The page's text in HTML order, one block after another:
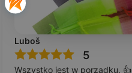
Luboš
5
Wszystko jest w porządku. 👍️